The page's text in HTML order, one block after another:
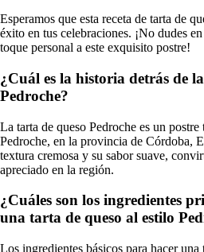
Esperamos que esta receta de tarta de
éxito en tus celebraciones. ¡No dudes
toque personal a este exquisito postre!
¿Cuál es la historia detrás de
Pedroche?
La tarta de queso Pedroche es un
Pedroche, en la provincia de Córdoba,
textura cremosa y su sabor suave,
apreciado en la región.
¿Cuáles son los ingredientes
una tarta de queso al estilo
Los ingredientes básicos para hacer una